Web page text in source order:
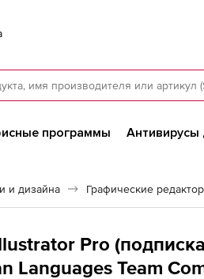
программы Антивирусы
и дизайна Графические
Pro
Languages Team